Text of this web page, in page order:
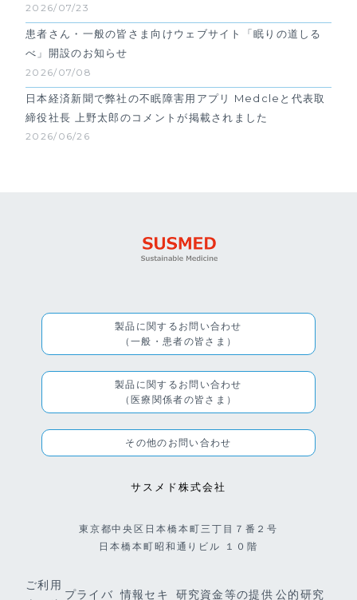
2026/07/23
2026/07/08
患者さん・一般の皆さま向けウェブサイト「眠りの道しる
べ」開設のお知らせ
2026/06/26
日本経済新聞で弊社の不眠障害用アプリ Medcleと代表取
締役社長 上野太郎のコメントが掲載されました
製品に関するお問い合わせ
（一般・患者の皆さま）
製品に関するお問い合わせ
（医療関係者の皆さま）
その他のお問い合わせ
サスメド株式会社
東京都中央区日本橋本町三丁目７番２号
日本橋本町昭和通りビル １０階
ご利用
プライバ 情報セキ 研究資金等の提供 公的研究